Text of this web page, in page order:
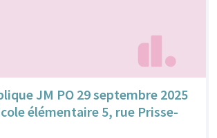
JM PO 29 septembre 2025
élémentaire 5, rue Prisse-